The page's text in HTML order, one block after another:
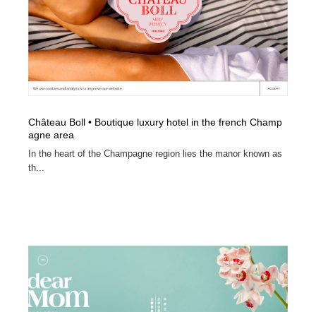
Château Boll • Boutique luxury hotel in the french Champ
agne area
In the heart of the Champagne region lies the manor known as
th...